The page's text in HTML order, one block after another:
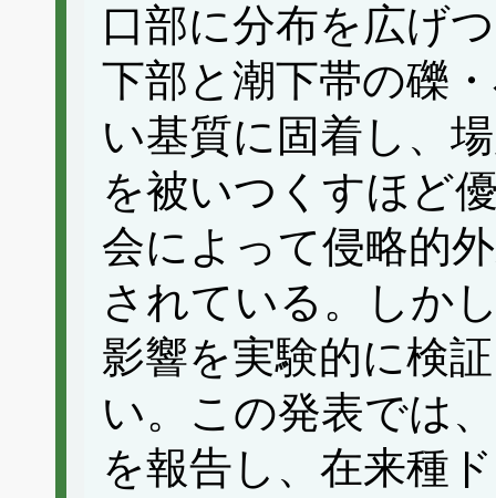
口部に分布を広げ
下部と潮下帯の礫
い基質に固着し、
を被いつくすほど
会によって侵略的
されている。しか
影響を実験的に検
い。この発表では
を報告し、在来種